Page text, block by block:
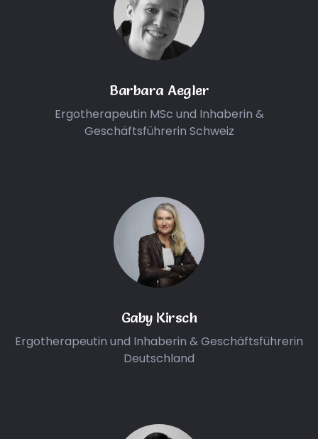
Barbara Aegler
Ergotherapeutin MSc und Inhaberin &
Geschäftsführerin Schweiz
Gaby Kirsch
Ergotherapeutin und Inhaberin & Geschäftsführerin
Deutschland